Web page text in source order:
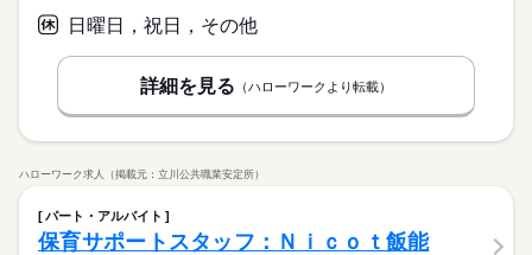
日曜日，祝日，その他
詳細を見る （ハローワークより転載）
ハローワーク求人（掲載元：立川公共職業安定所）
パート・アルバイト
保育サポートスタッフ：Ｎｉｃｏｔ飯能